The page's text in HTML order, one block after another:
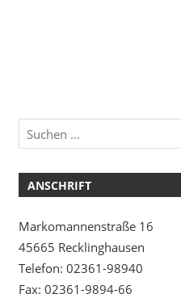
ANSCHRIFT
Markomannenstraße 16
45665 Recklinghausen
Telefon: 02361-98940
Fax: 02361-9894-66